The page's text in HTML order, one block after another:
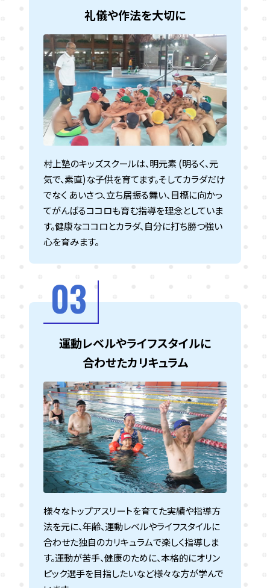
礼儀や作法を大切に
村上塾のキッズスクールは、明元素 (明るく、元
気で、素直)な子供を育てます。そしてカラダだけ
でなく あいさつ、立ち居振る舞い、目標に向かっ
てがんばるココロも育む指導を理念としていま
す。健康なココロとカラダ、自分に打ち勝つ強い
心を育みます。
03
運動レベルやライフスタイルに
合わせたカリキュラム
様々なトップアスリートを育てた実績や指導方
法を元に、年齢、運動レベルやライフスタイルに
合わせた独自のカリキュラムで楽しく指導しま
す。運動が苦手、健康のために、本格的にオリン
ピック選手を目指したいなど様々な方が学んで